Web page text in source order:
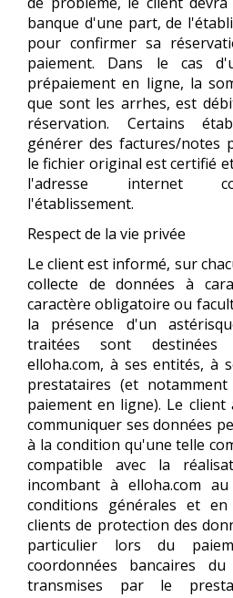
banque d'une part, de
pour confirmer sa
paiement. Dans le cas
prépaiement en ligne, la
que sont les arrhes, est
réservation. Certains
générer des factures/notes
le fichier original est certifié
l'adresse internet
l'établissement.
Respect de la vie privée
Le client est informé, sur
collecte de données à
caractère obligatoire ou
la présence d'un
traitées sont destinées
elloha.com, à ses entités, à
prestataires (et
paiement en ligne). Le client
communiquer ses données
à la condition qu'une telle
compatible avec la
incombant à elloha.com
conditions générales et
clients de protection des
particulier lors du
coordonnées bancaires
transmises par le